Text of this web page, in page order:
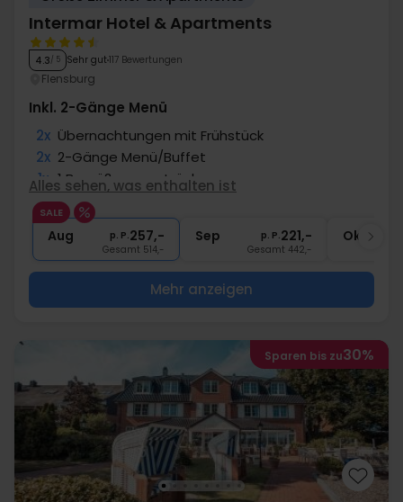
Intermar Hotel & Apartments
4.3/ 5 Sehr gut 117 Bewertungen
Flensburg
Inkl. 2-Gänge Menü
2x Übernachtungen mit Frühstück
2x 2-Gänge Menü/Buffet
1x 1 Begrüßungsgetränk
1x Fl. Wein zur Abreise pro Zimmer
1x Nutzung Sauna
Alles sehen, was enthalten ist
SALE
Aug p. P.257,-
Gesamt 514,-
Sep p. P.221,-
Gesamt 442,-
Okt
Mehr anzeigen
Sparen bis zu30%